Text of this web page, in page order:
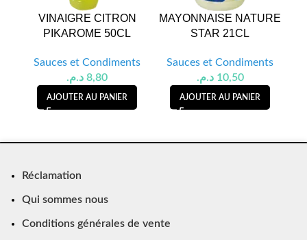
VINAIGRE CITRON
PIKAROME 50CL
Sauces et Condiments
8,80 د.م.
AJOUTER AU PANIER
MAYONNAISE NATURE
STAR 21CL
Sauces et Condiments
10,50 د.م.
AJOUTER AU PANIER
Réclamation
Qui sommes nous
Conditions générales de vente